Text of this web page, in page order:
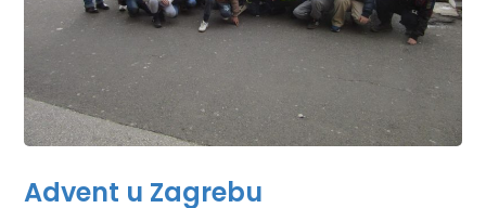
Advent u Zagrebu